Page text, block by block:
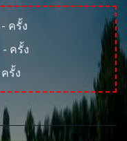
- ครั้ง
- ครั้ง
ครั้ง